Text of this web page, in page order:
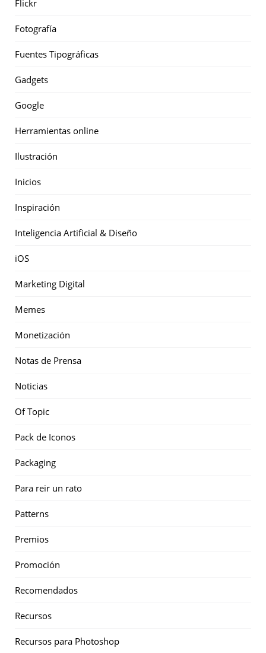
Flickr
Fotografía
Fuentes Tipográficas
Gadgets
Google
Herramientas online
Ilustración
Inicios
Inspiración
Inteligencia Artificial & Diseño
iOS
Marketing Digital
Memes
Monetización
Notas de Prensa
Noticias
Of Topic
Pack de Iconos
Packaging
Para reir un rato
Patterns
Premios
Promoción
Recomendados
Recursos
Recursos para Photoshop